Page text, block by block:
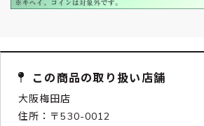
この商品の取り扱い店舗
大阪梅田店
住所：〒530-0012